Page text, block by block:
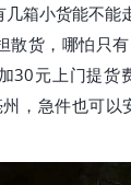
箱小货能不能
散货，哪怕只
30元上门提货
，急件也可以